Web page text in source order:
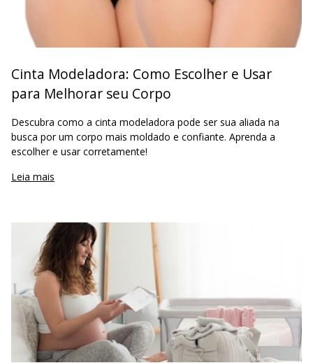
Cinta Modeladora: Como Escolher e Usar
para Melhorar seu Corpo
Descubra como a cinta modeladora pode ser sua aliada na
busca por um corpo mais moldado e confiante. Aprenda a
escolher e usar corretamente!
Leia mais